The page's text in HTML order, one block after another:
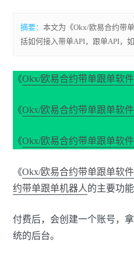
摘要：本文为《Okx/欧易合约带
括如何接入带单API，跟单API，
《Okx/欧易合约带单跟单软
《Okx/欧易合约带单跟单软
《Okx/欧易合约带单跟单软
《Okx/欧易合约带单跟单软
约带单跟单机器人的主要功
付费后，会创建一个账号，
统的后台。